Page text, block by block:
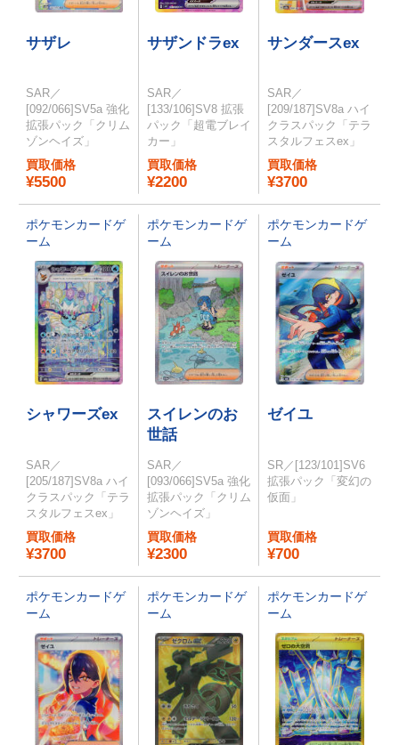
サザレ
SAR／
[092/066]SV5a 強化
拡張パック「クリム
ゾンヘイズ」
買取価格
¥5500
サザンドラex
SAR／
[133/106]SV8 拡張
パック「超電ブレイ
カー」
買取価格
¥2200
サンダースex
SAR／
[209/187]SV8a ハイ
クラスパック「テラ
スタルフェスex」
買取価格
¥3700
ポケモンカードゲ
ーム
シャワーズex
SAR／
[205/187]SV8a ハイ
クラスパック「テラ
スタルフェスex」
買取価格
¥3700
ポケモンカードゲ
ーム
スイレンのお
世話
SAR／
[093/066]SV5a 強化
拡張パック「クリム
ゾンヘイズ」
買取価格
¥2300
ポケモンカードゲ
ーム
ゼイユ
SR／[123/101]SV6
拡張パック「変幻の
仮面」
買取価格
¥700
ポケモンカードゲ
ーム
ポケモンカードゲ
ーム
ポケモンカードゲ
ーム